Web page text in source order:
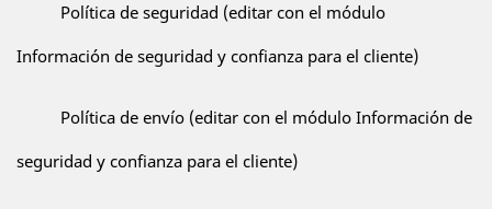
Política de seguridad (editar con el módulo
Información de seguridad y confianza para el cliente)
Política de envío (editar con el módulo Información de
seguridad y confianza para el cliente)